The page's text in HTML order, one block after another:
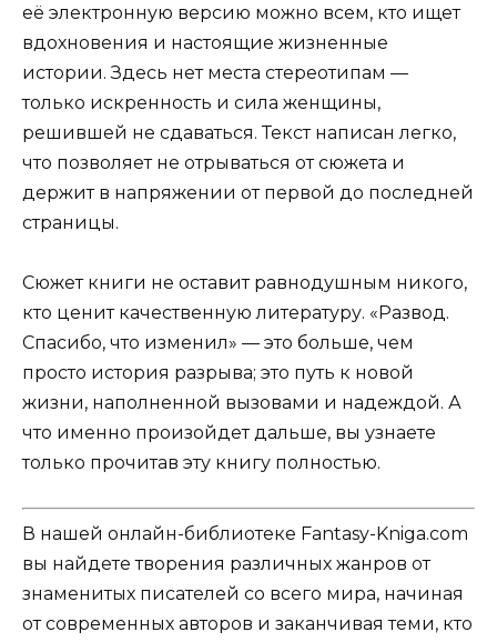
её электронную версию можно всем, кто ищет
вдохновения и настоящие жизненные
истории. Здесь нет места стереотипам —
только искренность и сила женщины,
решившей не сдаваться. Текст написан легко,
что позволяет не отрываться от сюжета и
держит в напряжении от первой до последней
страницы.
Сюжет книги не оставит равнодушным никого,
кто ценит качественную литературу. «Развод.
Спасибо, что изменил» — это больше, чем
просто история разрыва; это путь к новой
жизни, наполненной вызовами и надеждой. А
что именно произойдет дальше, вы узнаете
только прочитав эту книгу полностью.
В нашей онлайн-библиотеке Fantasy-Kniga.com
вы найдете творения различных жанров от
знаменитых писателей со всего мира, начиная
от современных авторов и заканчивая теми, кто